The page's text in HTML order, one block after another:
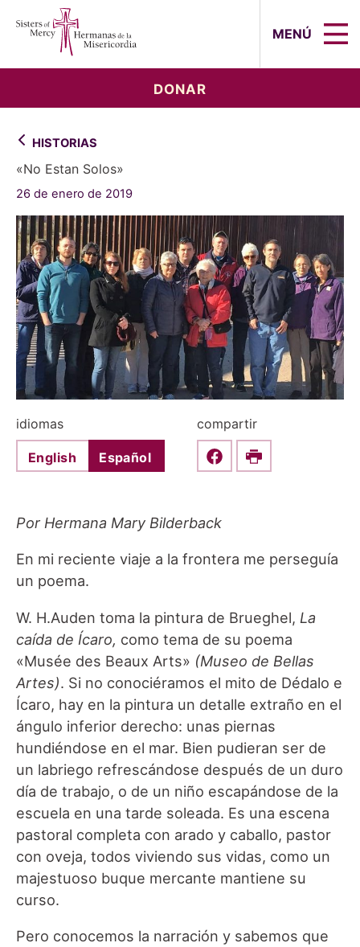
MENÚ
DONAR
HISTORIAS
«No Estan Solos»
26 de enero de 2019
idiomas
English Español
compartir
Share this on Facebook
Print
Por Hermana Mary Bilderback
En mi reciente viaje a la frontera me perseguía
un poema.
W. H.Auden toma la pintura de Brueghel, La
caída de Ícaro, como tema de su poema
«Musée des Beaux Arts» (Museo de Bellas
Artes). Si no conociéramos el mito de Dédalo e
Ícaro, hay en la pintura un detalle extraño en el
ángulo inferior derecho: unas piernas
hundiéndose en el mar. Bien pudieran ser de
un labriego refrescándose después de un duro
día de trabajo, o de un niño escapándose de la
escuela en una tarde soleada. Es una escena
pastoral completa con arado y caballo, pastor
con oveja, todos viviendo sus vidas, como un
majestuoso buque mercante mantiene su
curso.
Pero conocemos la narración y sabemos que